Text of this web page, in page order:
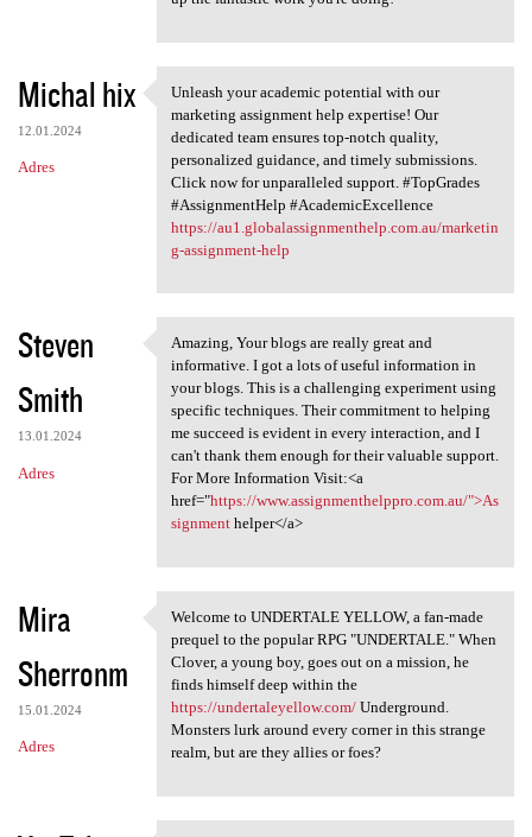
Michal hix
12.01.2024
Adres
Unleash your academic
Unleash your academic potential with our
marketing assignment help expertise! Our
dedicated team ensures top-notch quality,
personalized guidance, and timely submissions.
Click now for unparalleled support. #TopGrades
#AssignmentHelp #AcademicExcellence
https://au1.globalassignmenthelp.com.au/marketin
g-assignment-help
Steven
Smith
13.01.2024
Adres
Amazing, Your blogs are
Amazing, Your blogs are really great and
informative. I got a lots of useful information in
your blogs. This is a challenging experiment using
specific techniques. Their commitment to helping
me succeed is evident in every interaction, and I
can't thank them enough for their valuable support.
For More Information Visit:<a
href="https://www.assignmenthelppro.com.au/">As
signmenthelper</a>
Mira
Sherronm
15.01.2024
Adres
Welcome to UNDERTALE YELLOW,
Welcome to UNDERTALE YELLOW, a fan-made
prequel to the popular RPG "UNDERTALE." When
Clover, a young boy, goes out on a mission, he
finds himself deep within the
https://undertaleyellow.com/Underground.
Monsters lurk around every corner in this strange
realm, but are they allies or foes?